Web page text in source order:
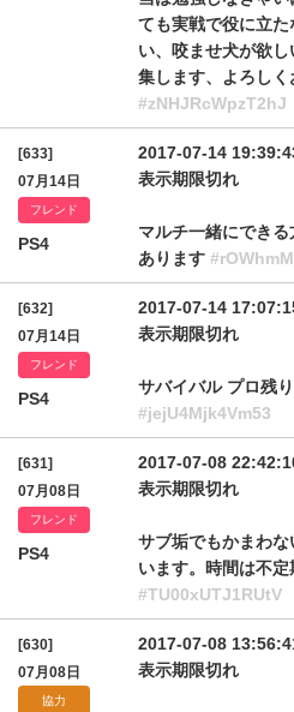
ても実戦で役に立
い、咬ませ犬が欲
集します、よろしく
#zNHJRcWpzT2hJ
[633]
07月14日
フレンド
PS4
2017-07-14
表示期限切れ
マルチ一緒にでき
あります
[632]
07月14日
フレンド
PS4
2017-07-14
表示期限切れ
サバイバル プロ残
#jejU4Mjk4Vm53
[631]
07月08日
フレンド
PS4
2017-07-08
表示期限切れ
サブ垢でもかまわ
います。時間は不
#TU00xUTJ1RUtV
[630]
07月08日
協力
2017-07-08
表示期限切れ